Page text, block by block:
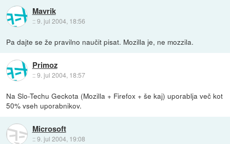
Mavrik
::9. jul 2004, 18:56
Pa dajte se že pravilno naučit pisat. Mozilla je, ne mozzila.
Primoz
::9. jul 2004, 18:57
Na Slo-Techu Geckota (Mozilla + Firefox + še kaj) uporablja več kot
50% vseh uporabnikov.
Microsoft
::9. jul 2004, 19:08